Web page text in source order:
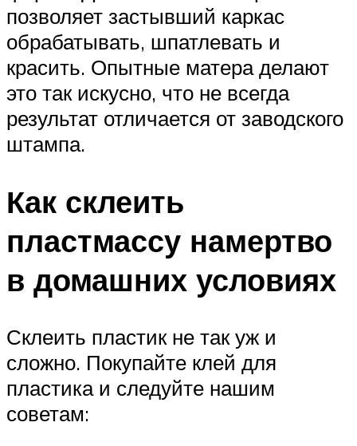
позволяет застывший каркас
обрабатывать, шпатлевать и
красить. Опытные матера делают
это так искусно, что не всегда
результат отличается от заводского
штампа.
Как склеить
пластмассу намертво
в домашних условиях
Склеить пластик не так уж и
сложно. Покупайте клей для
пластика и следуйте нашим
советам: